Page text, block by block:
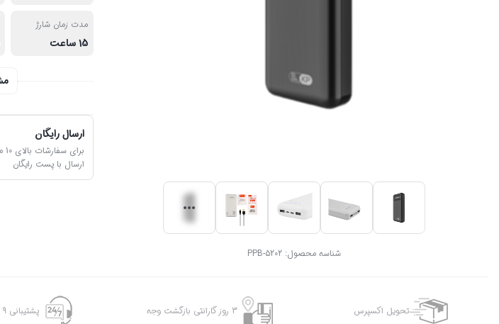
شناسه محصول: PPB-5202
مدت زمان شارژ
15 ساعت
ارسال رایگان
ارسال با پست رایگان
تحویل اکسپرس 3 روز گارانتی بازگشت وجه پشتیبانی 9 صبح تا 19